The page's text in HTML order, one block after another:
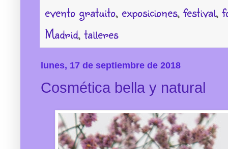
evento gratuito, exposiciones, festival,
Madrid, talleres
lunes, 17 de septiembre de 2018
Cosmética bella y natural